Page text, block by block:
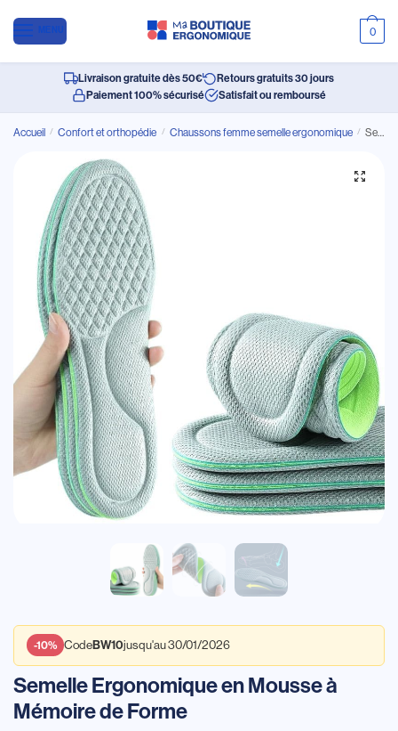
MENU 0
Livraison gratuite dès 50€
Retours gratuits 30 jours
Paiement 100% sécurisé
Satisfait ou remboursé
Accueil / Confort et orthopédie / Chaussons femme semelle ergonomique / Semelle Ergonomique en Mousse à Mémoire de Forme
-10% CodeBW10jusqu'au 30/01/2026
Semelle Ergonomique en Mousse à
Mémoire de Forme